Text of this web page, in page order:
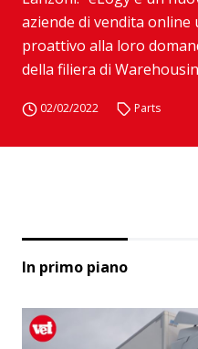
aziende di vendita online
proattivo alla loro
della filiera di
02/02/2022 Parts
In primo piano